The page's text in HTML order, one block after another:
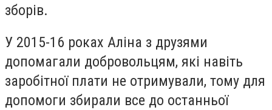
зборів.
У 2015-16 роках Аліна з друзями
допомагали добровольцям, які навіть
заробітної плати не отримували, тому для
допомоги збирали все до останньої